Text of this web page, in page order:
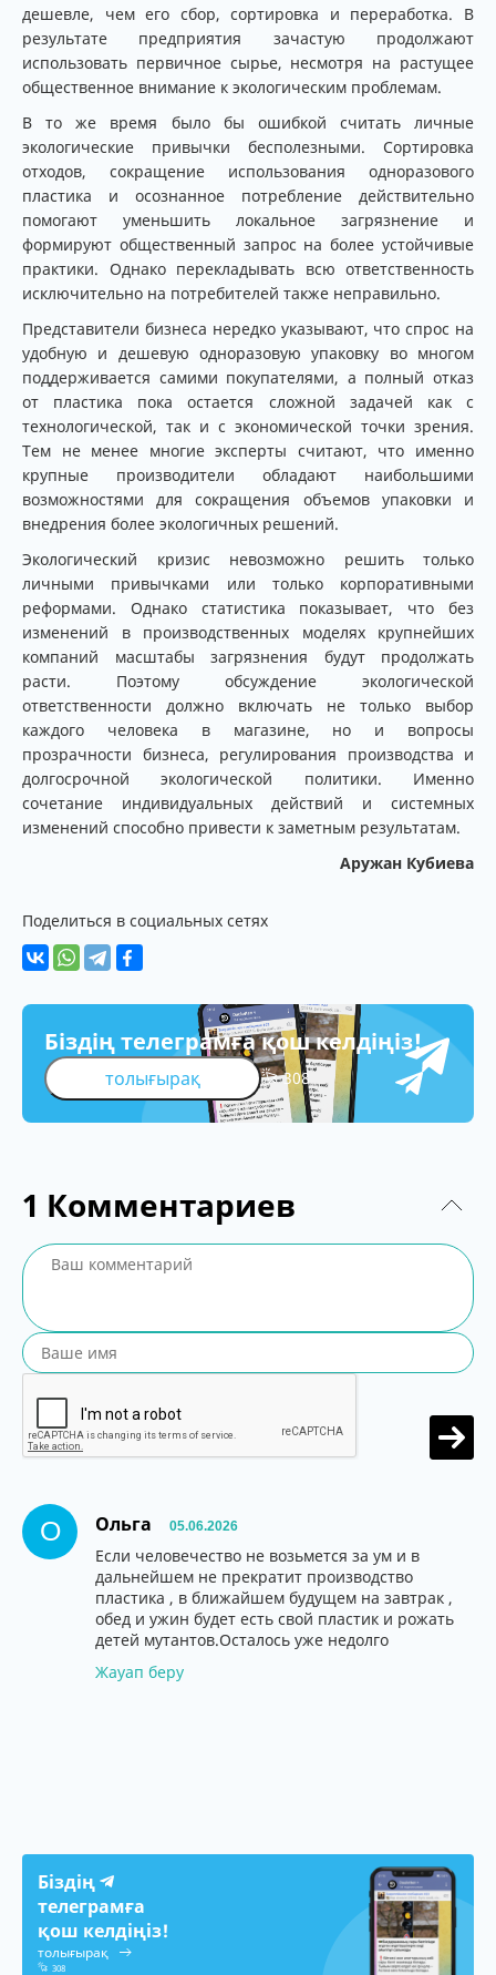
дешевле, чем его сбор, сортировка и переработка. В
результате предприятия зачастую продолжают
использовать первичное сырье, несмотря на растущее
общественное внимание к экологическим проблемам.
В то же время было бы ошибкой считать личные
экологические привычки бесполезными. Сортировка
отходов, сокращение использования одноразового
пластика и осознанное потребление действительно
помогают уменьшить локальное загрязнение и
формируют общественный запрос на более устойчивые
практики. Однако перекладывать всю ответственность
исключительно на потребителей также неправильно.
Представители бизнеса нередко указывают, что спрос на
удобную и дешевую одноразовую упаковку во многом
поддерживается самими покупателями, а полный отказ
от пластика пока остается сложной задачей как с
технологической, так и с экономической точки зрения.
Тем не менее многие эксперты считают, что именно
крупные производители обладают наибольшими
возможностями для сокращения объемов упаковки и
внедрения более экологичных решений.
Экологический кризис невозможно решить только
личными привычками или только корпоративными
реформами. Однако статистика показывает, что без
изменений в производственных моделях крупнейших
компаний масштабы загрязнения будут продолжать
расти. Поэтому обсуждение экологической
ответственности должно включать не только выбор
каждого человека в магазине, но и вопросы
прозрачности бизнеса, регулирования производства и
долгосрочной экологической политики. Именно
сочетание индивидуальных действий и системных
изменений способно привести к заметным результатам.
Аружан Кубиева
Поделиться в социальных сетях
Біздің телеграмға қош келдіңіз!
толығырақ 308
1 Комментариев
О Ольга 05.06.2026
Если человечество не возьмется за ум и в
дальнейшем не прекратит производство
пластика , в ближайшем будущем на завтрак ,
обед и ужин будет есть свой пластик и рожать
детей мутантов.Осталось уже недолго
Жауап беру
Біздің
телеграмға
қош келдіңіз!
толығырақ
308